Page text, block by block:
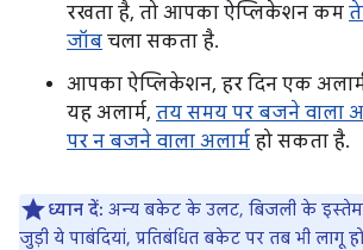
रखता है, तो आपका ऐप्लिकेशन कम
जॉब चला सकता है.
आपका ऐप्लिकेशन, हर दिन एक
यह अलार्म, तय समय पर बजने वाला
पर न बजने वाला अलार्म हो सकता है.
ध्यान दें: अन्य बकेट के उलट, बिजली के
जुड़ी ये पाबंदियां, प्रतिबंधित बकेट पर तब भी लागू